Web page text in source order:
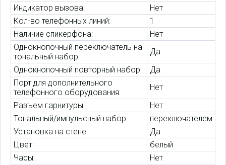
Индикатор вызова:
Нет
Кол-во телефонных линий:
1
Наличие спикерфона:
Нет
Однокнопочный переключатель на
тональный набор:
Да
Однокнопочный повторный набор:
Да
Порт для дополнительного
телефонного оборудования:
Нет
Разъем гарнитуры:
Нет
Тональный/импульсный набор:
переключателем
Установка на стене:
Да
Цвет:
белый
Часы:
Нет